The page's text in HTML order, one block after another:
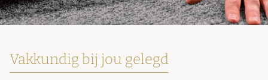
Vakkundig bij jou gelegd